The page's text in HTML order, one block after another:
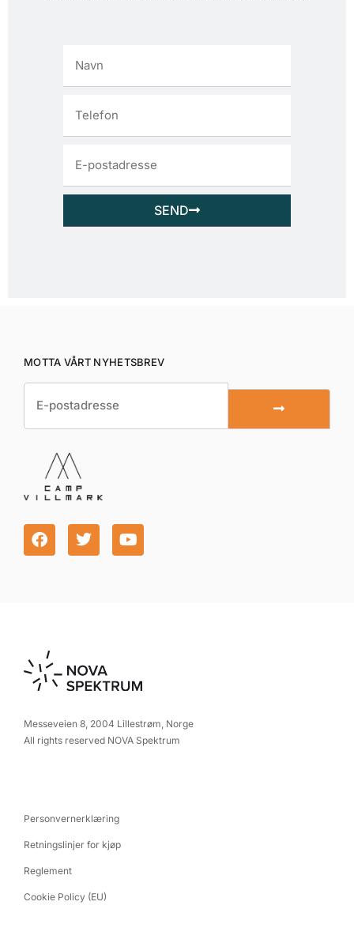
SEND
MOTTA VÅRT NYHETSBREV
Messeveien 8, 2004 Lillestrøm, Norge
All rights reserved NOVA Spektrum
Personvernerklæring
Retningslinjer for kjøp
Reglement
Cookie Policy (EU)